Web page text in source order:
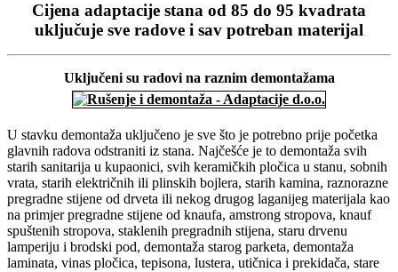
Cijena adaptacije stana od 85 do 95 kvadrata
uključuje sve radove i sav potreban materijal
Uključeni su radovi na raznim demontažama
U stavku demontaža uključeno je sve što je potrebno prije početka
glavnih radova odstraniti iz stana. Najčešće je to demontaža svih
starih sanitarija u kupaonici, svih keramičkih pločica u stanu, sobnih
vrata, starih električnih ili plinskih bojlera, starih kamina, raznorazne
pregradne stijene od drveta ili nekog drugog laganijeg materijala kao
na primjer pregradne stijene od knaufa, amstrong stropova, knauf
spuštenih stropova, staklenih pregradnih stijena, staru drvenu
lamperiju i brodski pod, demontaža starog parketa, demontaža
laminata, vinas pločica, tepisona, lustera, utičnica i prekidača, stare